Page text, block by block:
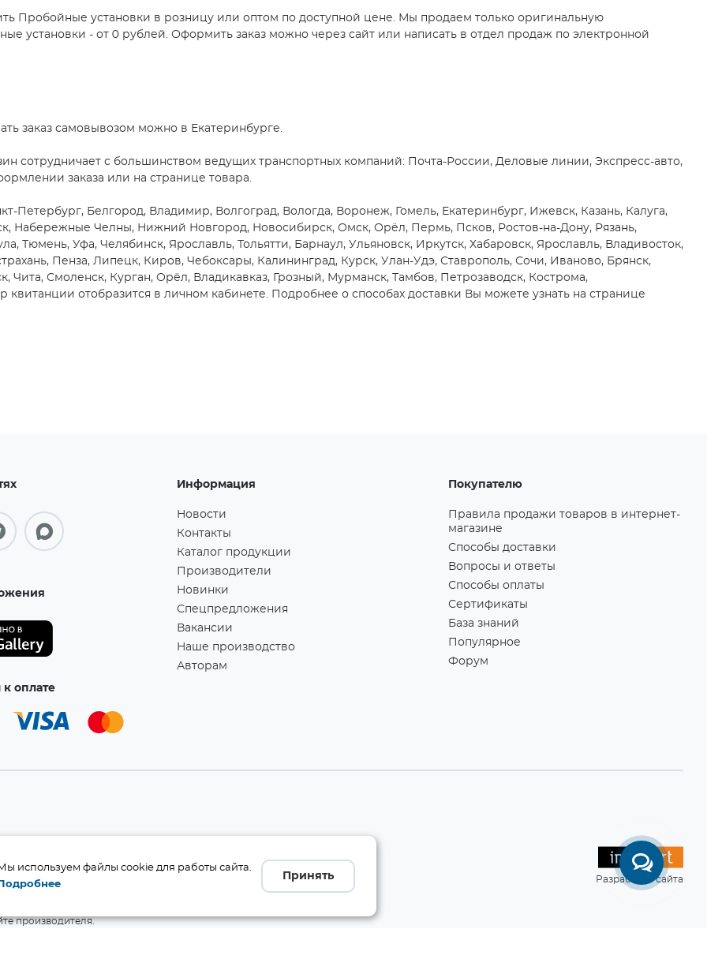
Пробойные установки в розницу или оптом по доступной цене. Мы продаем только оригинальную
установки - от 0 рублей. Оформить заказ можно через сайт или написать в отдел продаж по электронной
заказ самовывозом можно в Екатеринбурге.
сотрудничает с большинством ведущих транспортных компаний: Почта-России, Деловые линии, Экспресс-авто,
заказа или на странице товара.
Петербург, Белгород, Владимир, Волгоград, Вологда, Воронеж, Гомель, Екатеринбург, Ижевск, Казань, Калуга,
Набережные Челны, Нижний Новгород, Новосибирск, Омск, Орёл, Пермь, Псков, Ростов-на-Дону, Рязань,
Тюмень, Уфа, Челябинск, Ярославль, Тольятти, Барнаул, Ульяновск, Иркутск, Хабаровск, Ярославль, Владивосток,
Пенза, Липецк, Киров, Чебоксары, Калининград, Курск, Улан-Удэ, Ставрополь, Сочи, Иваново, Брянск,
Чита, Смоленск, Курган, Орёл, Владикавказ, Грозный, Мурманск, Тамбов, Петрозаводск, Кострома,
отобразится в личном кабинете. Подробнее о способах доставки Вы можете узнать на странице
оплате
Информация
Новости
Контакты
Каталог продукции
Производители
Новинки
Спецпредложения
Вакансии
Наше производство
Авторам
Покупателю
Правила продажи товаров в интернет-
магазине
Способы доставки
Вопросы и ответы
Способы оплаты
Сертификаты
База знаний
Популярное
Форум
офертой (ст. 437 ГК
комплект поставки без
производителя.
Разработка сайта
используем файлы cookie для работы сайта.
Подробнее
Принять